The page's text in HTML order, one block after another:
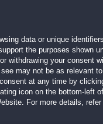
hier.
data or unique
the purposes shown
withdrawing your consent will
may not be as relevant to
at any time by
icon on the bottom-left
For more details, refer